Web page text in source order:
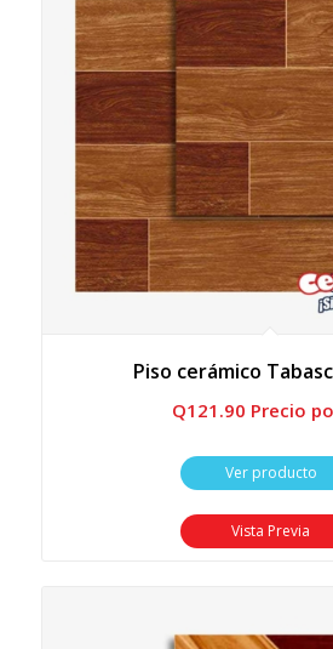
Piso cerámico
Q121.90 Precio
Ver producto
Vista Previa